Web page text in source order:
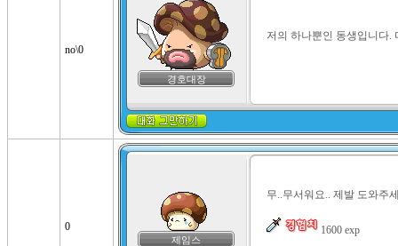
no\0
경호대장
저의 하나뿐인 동생입니다.
0
제임스
무..무서워요.. 제발 도와주
1600 exp